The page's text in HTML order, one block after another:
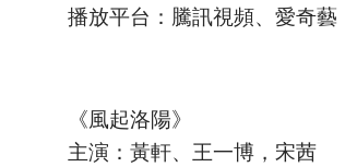
播放平台：騰訊視頻、愛奇藝
《風起洛陽》
主演：黃軒、王一博，宋茜